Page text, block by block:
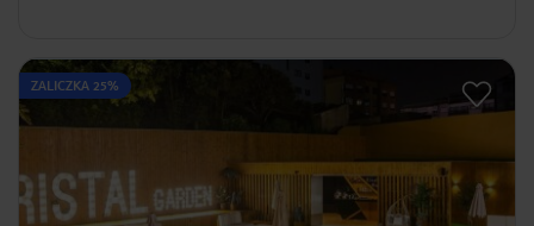
ZALICZKA 25%